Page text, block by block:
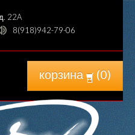
22A
8(918)942-79-06
корзина (0)